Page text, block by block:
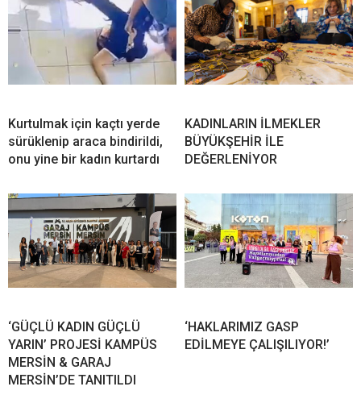
Kurtulmak için kaçtı yerde
sürüklenip araca bindirildi,
onu yine bir kadın kurtardı
KADINLARIN İLMEKLER
BÜYÜKŞEHİR İLE
DEĞERLENİYOR
‘GÜÇLÜ KADIN GÜÇLÜ
YARIN’ PROJESİ KAMPÜS
MERSİN & GARAJ
MERSİN’DE TANITILDI
‘HAKLARIMIZ GASP
EDİLMEYE ÇALIŞILIYOR!’